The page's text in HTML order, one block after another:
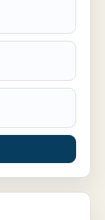
hyra i Vallentuna